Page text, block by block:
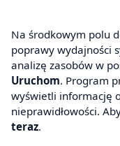
Na środkowym polu
poprawy wydajności
analizę zasobów w
Uruchom. Program
wyświetli informację
nieprawidłowości.
teraz.